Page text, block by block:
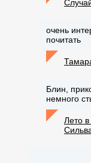
очень
почитать
Блин,
немного
Лето в